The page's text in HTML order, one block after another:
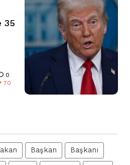
35
0
70
Başkan Başkanı